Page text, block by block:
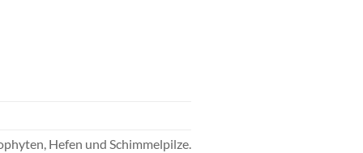
Hefen und Schimmelpilze.